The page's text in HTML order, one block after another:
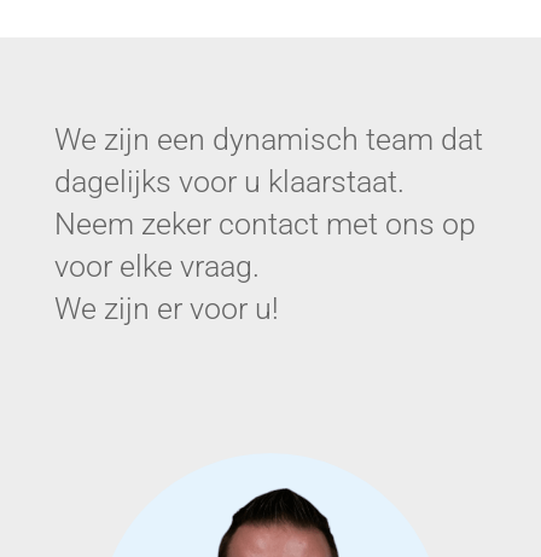
We zijn een dynamisch team dat
dagelijks voor u klaarstaat.
Neem zeker contact met ons op
voor elke vraag.
We zijn er voor u!